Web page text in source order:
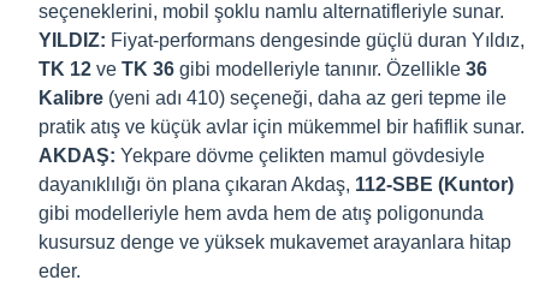
seçeneklerini, mobil şoklu namlu alternatifleriyle sunar.
YILDIZ: Fiyat-performans dengesinde güçlü duran Yıldız,
TK 12 ve TK 36 gibi modelleriyle tanınır. Özellikle 36
Kalibre (yeni adı 410) seçeneği, daha az geri tepme ile
pratik atış ve küçük avlar için mükemmel bir hafiflik sunar.
AKDAŞ: Yekpare dövme çelikten mamul gövdesiyle
dayanıklılığı ön plana çıkaran Akdaş, 112-SBE (Kuntor)
gibi modelleriyle hem avda hem de atış poligonunda
kusursuz denge ve yüksek mukavemet arayanlara hitap
eder.